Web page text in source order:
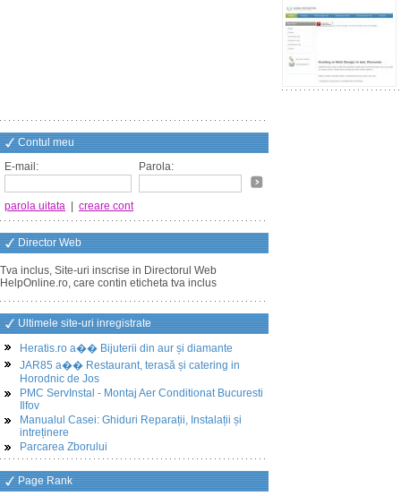
Contul meu
E-mail:
Parola:
parola uitata creare cont
Director Web
Tva inclus, Site-uri inscrise in Directorul Web
HelpOnline.ro, care contin eticheta tva inclus
Ultimele site-uri inregistrate
Heratis.ro a�� Bijuterii din aur și diamante
JAR85 a�� Restaurant, terasă și catering in
Horodnic de Jos
PMC ServInstal - Montaj Aer Conditionat Bucuresti
Ilfov
Manualul Casei: Ghiduri Reparații, Instalații și
intreținere
Parcarea Zborului
Page Rank